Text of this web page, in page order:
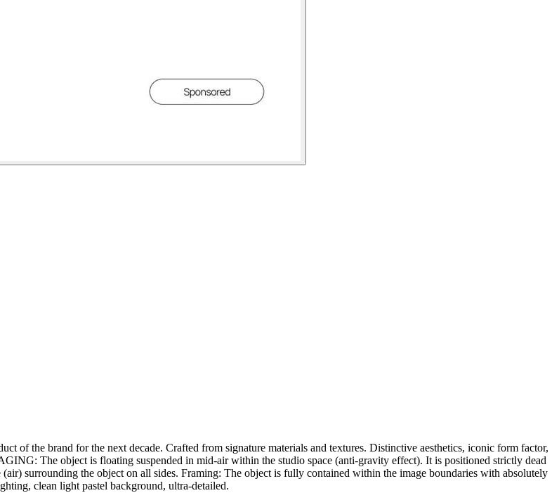
of the brand for the next decade. Crafted from signature materials and textures. Distinctive aesthetics, iconic form factor,
The object is floating suspended in mid-air within the studio space (anti-gravity effect). It is positioned strictly dead
surrounding the object on all sides. Framing: The object is fully contained within the image boundaries with absolutely
clean light pastel background, ultra-detailed.